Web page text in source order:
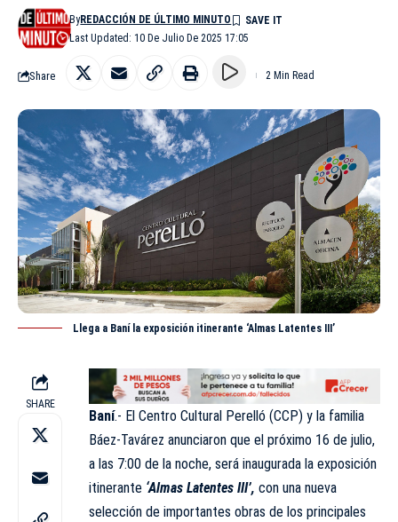
Last Updated: 10 De Julio De 2025 17:05
ByREDACCIÓN DE ÚLTIMO MINUTO
Share 2 Min Read
Llega a Baní la exposición itinerante ‘Almas Latentes III’
SHARE
Baní.- El Centro Cultural Perelló (CCP) y la familia
Báez-Tavárez anunciaron que el próximo 16 de julio,
a las 7:00 de la noche, será inaugurada la exposición
itinerante ‘Almas Latentes III’, con una nueva
selección de importantes obras de los principales